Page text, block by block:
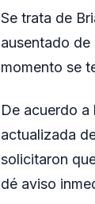
Se trata de
ausentado
momento se
De acuerdo
actualizada
solicitaron
dé aviso